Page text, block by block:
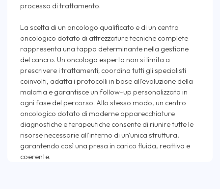
processo di trattamento.
La scelta di un oncologo qualificato e di un centro
oncologico dotato di attrezzature tecniche complete
rappresenta una tappa determinante nella gestione
del cancro. Un oncologo esperto non si limita a
prescrivere i trattamenti; coordina tutti gli specialisti
coinvolti, adatta i protocolli in base all'evoluzione della
malattia e garantisce un follow-up personalizzato in
ogni fase del percorso. Allo stesso modo, un centro
oncologico dotato di moderne apparecchiature
diagnostiche e terapeutiche consente di riunire tutte le
risorse necessarie all'interno di un'unica struttura,
garantendo così una presa in carico fluida, reattiva e